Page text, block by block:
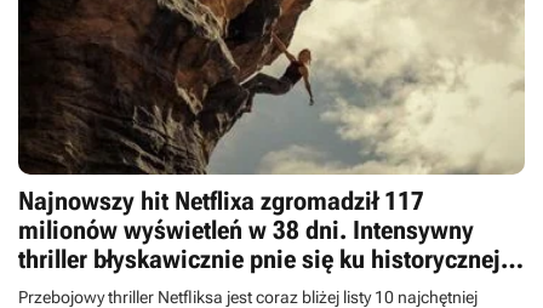
Najnowszy hit Netflixa zgromadził 117
milionów wyświetleń w 38 dni. Intensywny
thriller błyskawicznie pnie się ku historycznej
czołówce platformy
Przebojowy thriller Netfliksa jest coraz bliżej listy 10 najchętniej